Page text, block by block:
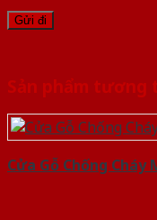
Sản phẩm tương
Cửa Gỗ Chống Cháy